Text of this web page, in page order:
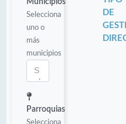
Selecciona
uno o
más
municipios
Parroquias
Selecciona
DE